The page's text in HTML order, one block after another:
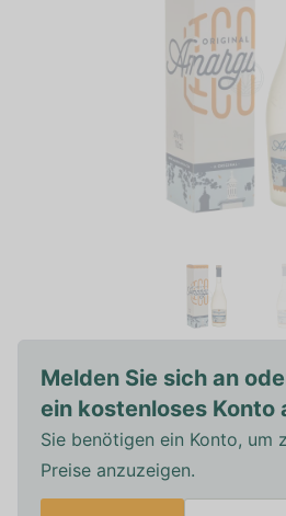
Melden Sie sich an
ein kostenloses Konto
Sie benötigen ein Konto, um
Preise anzuzeigen.